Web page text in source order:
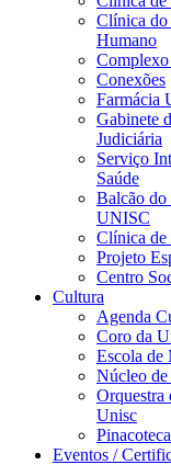
Clínica
Humano
Conexões
Farmácia
Gabinete
Judiciária
Serviço
Saúde
Balcão
UNISC
Clínica de
Projeto
Centro
Cultura
Agenda
Coro da
Escola de
Núcleo
Orquestra
Unisc
Eventos /